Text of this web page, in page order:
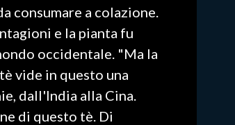
consumare a colazione.
e la pianta fu
occidentale. "Ma la
vide in questo una
dall'India alla Cina.
di questo tè. Di